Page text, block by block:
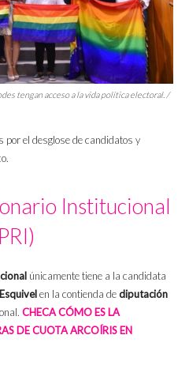
tengan acceso a la vida política electoral. /
por el desglose de candidatos y
Institucional
únicamente tiene a la candidata
en la contienda dediputación
CHECA CÓMO ES LA
DE CUOTA ARCOÍRIS EN